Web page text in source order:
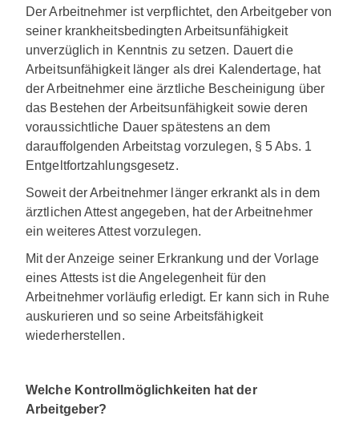
Der Arbeitnehmer ist verpflichtet, den Arbeitgeber von
seiner krankheitsbedingten Arbeitsunfähigkeit
unverzüglich in Kenntnis zu setzen. Dauert die
Arbeitsunfähigkeit länger als drei Kalendertage, hat
der Arbeitnehmer eine ärztliche Bescheinigung über
das Bestehen der Arbeitsunfähigkeit sowie deren
voraussichtliche Dauer spätestens an dem
darauffolgenden Arbeitstag vorzulegen, § 5 Abs. 1
Entgeltfortzahlungsgesetz.
Soweit der Arbeitnehmer länger erkrankt als in dem
ärztlichen Attest angegeben, hat der Arbeitnehmer
ein weiteres Attest vorzulegen.
Mit der Anzeige seiner Erkrankung und der Vorlage
eines Attests ist die Angelegenheit für den
Arbeitnehmer vorläufig erledigt. Er kann sich in Ruhe
auskurieren und so seine Arbeitsfähigkeit
wiederherstellen.
Welche Kontrollmöglichkeiten hat der
Arbeitgeber?